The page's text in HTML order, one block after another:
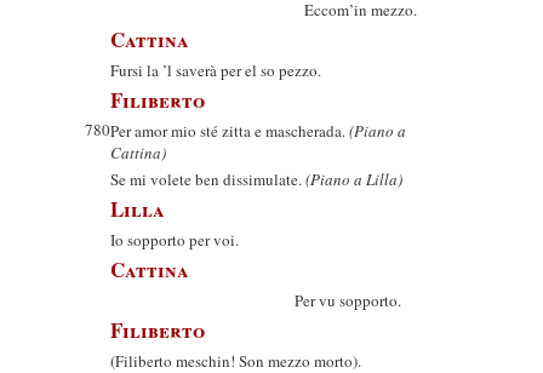
Eccom’in mezzo.
Cattina
Fursi la ’l saverà per el so pezzo.
Filiberto
780Per amor mio sté zitta e mascherada.(Piano a
Cattina)
Se mi volete ben dissimulate.(Piano a Lilla)
Lilla
Io sopporto per voi.
Cattina
Per vu sopporto.
Filiberto
(Filiberto meschin! Son mezzo morto).